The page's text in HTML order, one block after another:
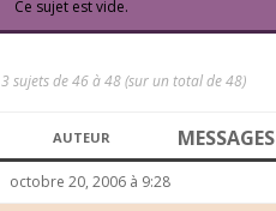
Ce sujet est vide.
3 sujets de 46 à 48 (sur un total de 48)
AUTEUR MESSAGES
octobre 20, 2006 à 9:28